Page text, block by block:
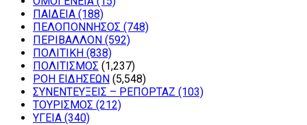
ΠΑΙΔΕΙΑ (188)
ΠΕΛΟΠΟΝΝΗΣΟΣ (748)
ΠΕΡΙΒΑΛΛΟΝ (592)
ΠΟΛΙΤΙΚΗ (838)
ΠΟΛΙΤΙΣΜΟΣ (1,237)
ΡΟΗ ΕΙΔΗΣΕΩΝ (5,548)
ΣΥΝΕΝΤΕΥΞΕΙΣ – ΡΕΠΟΡΤΑΖ (103)
ΤΟΥΡΙΣΜΟΣ (212)
ΥΓΕΙΑ (340)